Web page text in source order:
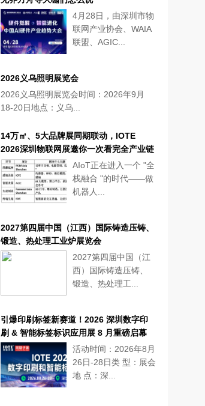
4月28日，由深圳市物
联网产业协会、WAIA
联盟、AGIC...
2026义乌照明展览会
2026义乌照明展览会时间：2026年9月
18-20日地点：义乌...
14万㎡、5大品牌展同期联动，IOTE
2026深圳物联网展邀你一次看完全产业链
AIoT正在进入一个 "全
栈融合 "的时代——做
机器人...
2027第四届中国（江西）国际铸造压铸、
锻造、热处理工业炉展览会
2027第四届中国（江
西）国际铸造压铸、
锻造、热处理工...
引爆印刷标签新赛道！2026 深圳数字印
刷 & 智能标签标识应用展 8 月重磅启幕
活动时间：2026年8月
26日-28日类 型：展会
地 点：深...